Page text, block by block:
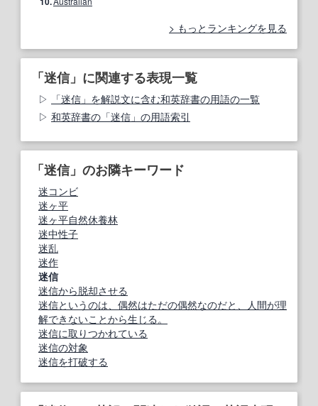
もっとランキングを見る
「迷信」に関連する表現一覧
「迷信」を解説文に含む和英辞書の用語の一覧
和英辞書の「迷信」の用語索引
「迷信」のお隣キーワード
迷コンビ
迷ヶ平
迷ヶ平自然休養林
迷中性子
迷乱
迷作
迷信
迷信から脱却させる
迷信というのは、偶然はただの偶然なのだと、人間が理
解できないことから生じる。
迷信に取りつかれている
迷信の対象
迷信を打破する